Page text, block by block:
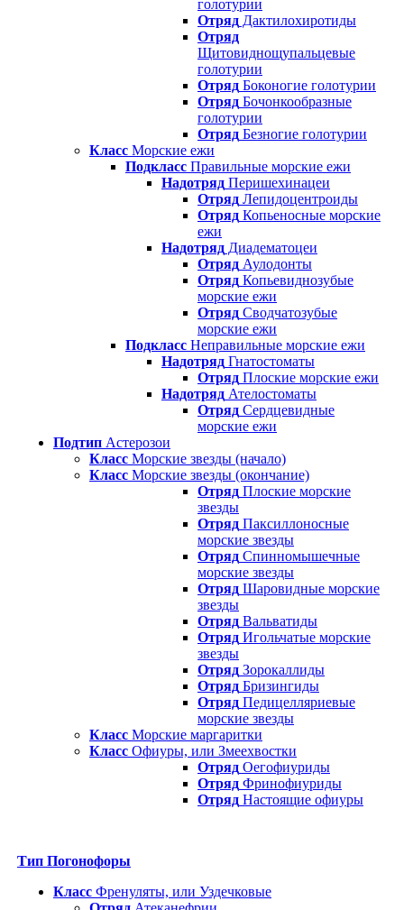
голотурии
Отряд Дактилохиротиды
Отряд
Щитовиднощупальцевые
голотурии
Отряд Боконогие голотурии
Отряд Бочонкообразные
голотурии
Отряд Безногие голотурии
Класс Морские ежи
Подкласс Правильные морские ежи
Надотряд Перишехинацеи
Отряд Лепидоцентроиды
Отряд Копьеносные морские
ежи
Надотряд Диадематоцеи
Отряд Аулодонты
Отряд Копьевиднозубые
морские ежи
Отряд Сводчатозубые
морские ежи
Подкласс Неправильные морские ежи
Надотряд Гнатостоматы
Отряд Плоские морские ежи
Надотряд Ателостоматы
Отряд Сердцевидные
морские ежи
Подтип Астерозои
Класс Морские звезды (начало)
Класс Морские звезды (окончание)
Отряд Плоские морские
звезды
Отряд Паксиллоносные
морские звезды
Отряд Спинномышечные
морские звезды
Отряд Шаровидные морские
звезды
Отряд Вальватиды
Отряд Игольчатые морские
звезды
Отряд Зорокаллиды
Отряд Бризингиды
Отряд Педицелляриевые
морские звезды
Класс Морские маргаритки
Класс Офиуры, или Змеехвостки
Отряд Оегофиуриды
Отряд Фринофиуриды
Отряд Настоящие офиуры
Тип Погонофоры
Класс Френуляты, или Уздечковые